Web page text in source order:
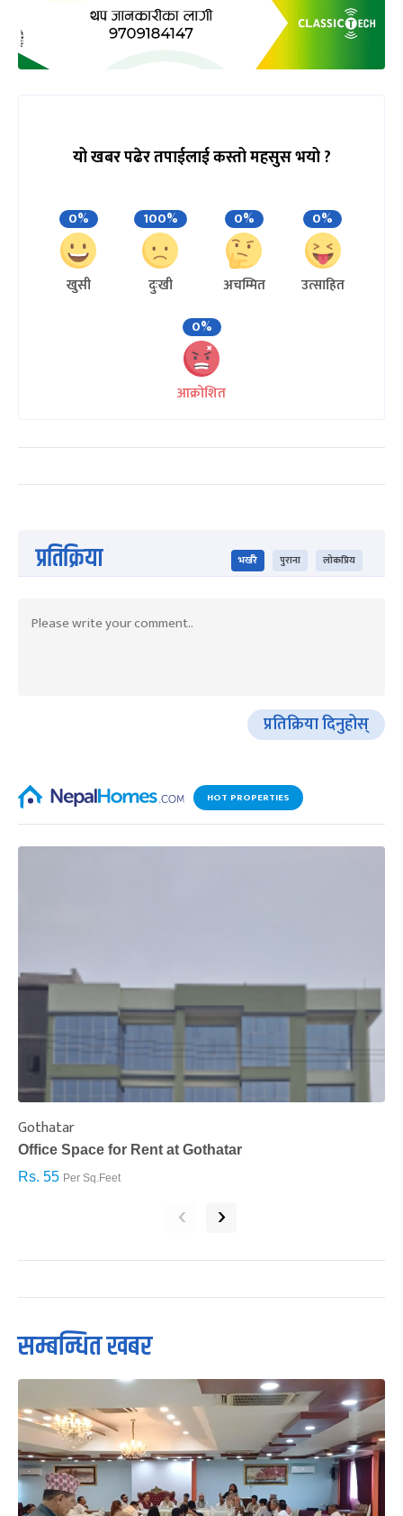
यो खबर पढेर तपाईलाई कस्तो महसुस भयो ?
0%
खुसी
100%
दुःखी
0%
अचम्मित
0%
उत्साहित
0%
आक्रोशित
प्रतिक्रिया भर्खरै पुराना लोकप्रिय
प्रतिक्रिया दिनुहोस्
HOT PROPERTIES
Gothatar
Office Space for Rent at Gothatar
Rs. 55 Per Sq.Feet
‹ ›
सम्बन्धित खबर